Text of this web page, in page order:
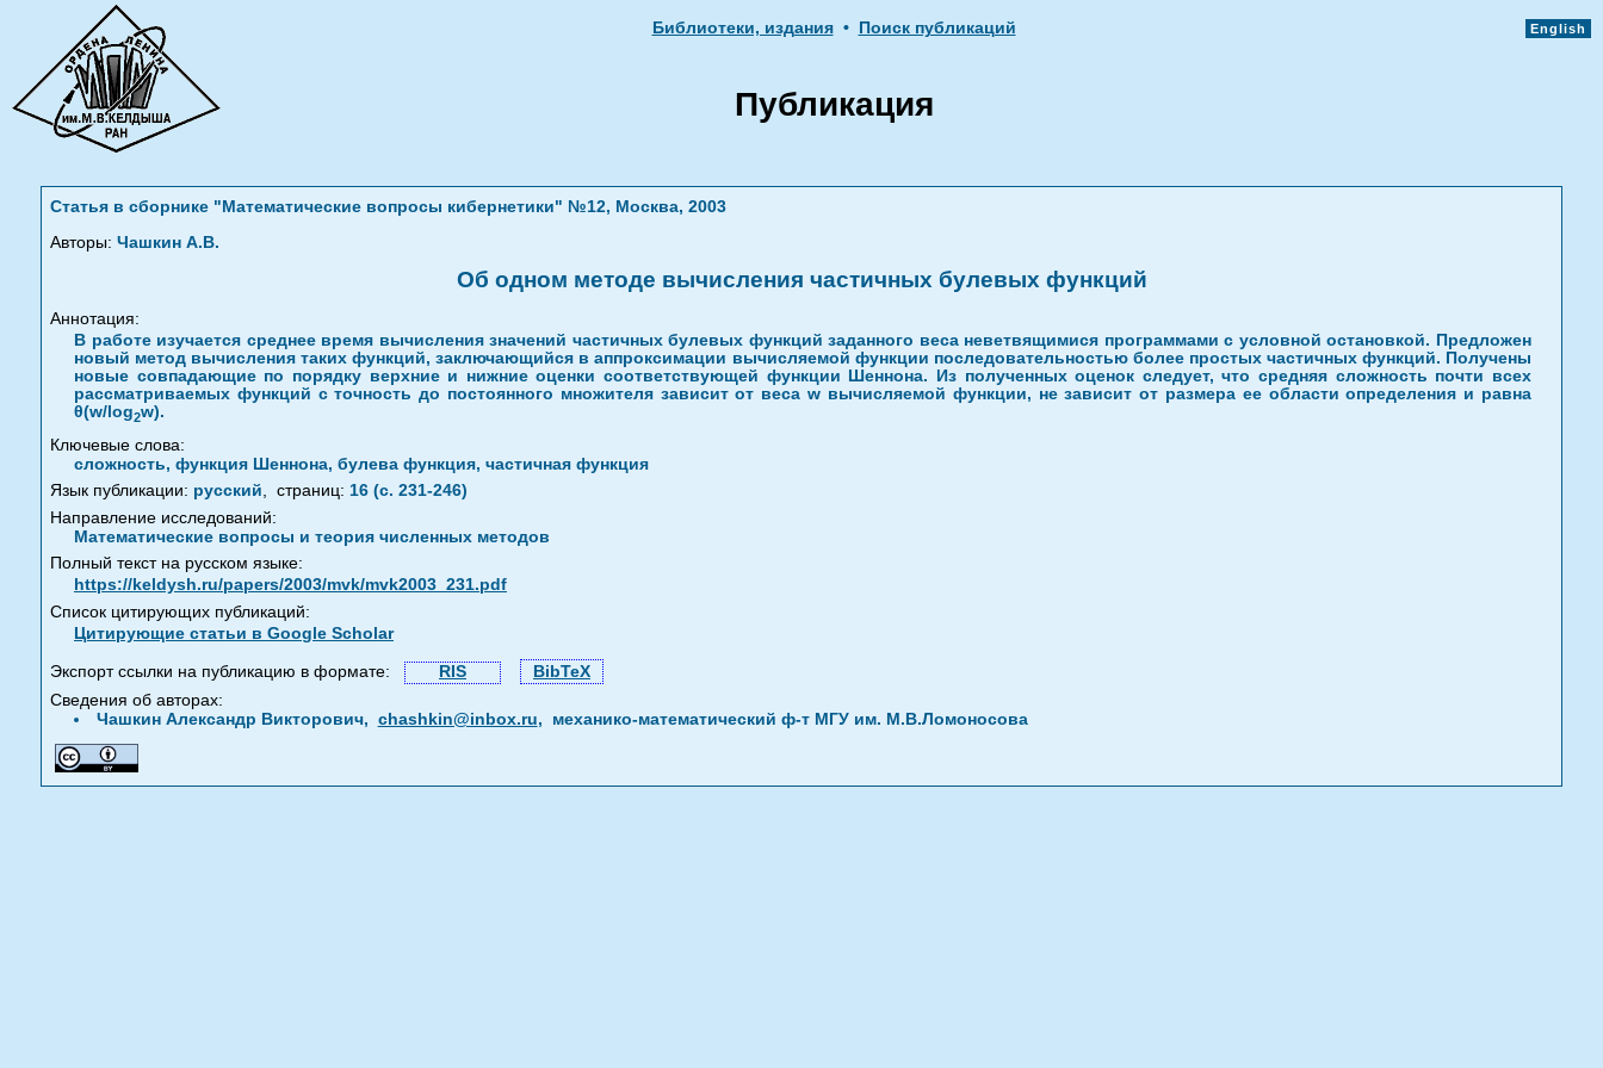
Библиотеки, издания • Поиск публикаций English
Публикация
Статья в сборнике "Математические вопросы кибернетики" №12, Москва, 2003
Авторы: Чашкин А.В.
Об одном методе вычисления частичных булевых функций
Аннотация:
В работе изучается среднее время вычисления значений частичных булевых функций заданного веса неветвящимися программами с условной остановкой. Предложен
новый метод вычисления таких функций, заключающийся в аппроксимации вычисляемой функции последовательностью более простых частичных функций. Получены
новые совпадающие по порядку верхние и нижние оценки соответствующей функции Шеннона. Из полученных оценок следует, что средняя сложность почти всех
рассматриваемых функций с точность до постоянного множителя зависит от веса w вычисляемой функции, не зависит от размера ее области определения и равна
θ(w/log2w).
Ключевые слова:
сложность, функция Шеннона, булева функция, частичная функция
Язык публикации: русский страниц: 16 (с. 231-246)
Направление исследований:
Математические вопросы и теория численных методов
Полный текст на русском языке:
https://keldysh.ru/papers/2003/mvk/mvk2003_231.pdf
Список цитирующих публикаций:
Цитирующие статьи в Google Scholar
Экспорт ссылки на публикацию в формате: RIS
BibTeX
Сведения об авторах:
Чашкин Александр Викторович, chashkin@inbox.ru, механико-математический ф-т МГУ им. М.В.Ломоносова